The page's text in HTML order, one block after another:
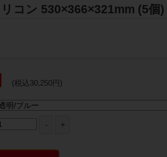
コン 530×366×321mm (5個)
(税込30,250円)